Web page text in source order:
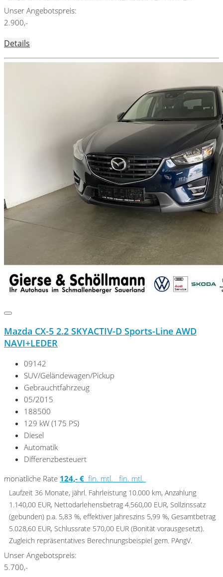
Unser Angebotspreis:
2.900,-
Details
Mazda CX-5 2.2 SKYACTIV-D Sports-Line AWD
NAVI+LEDER
09142
SUV/Geländewagen/Pickup
Gebrauchtfahrzeug
05/2015
188500
129 kW (175 PS)
Diesel
Automatik
Differenzbesteuert
monatliche Rate 124,- € fin. mtl. fin. mtl.
Laufzeit 36 Monate, jährl. Fahrleistung 10.000 km, Anzahlung
1.140,00 EUR, Nettodarlehensbetrag 4.560,00 EUR, Sollzinssatz
(gebunden) p.a. 5,83 %, effektiver Jahreszins 5,99 %, Gesamtbetrag
5.028,60 EUR, Schlussrate 570,00 EUR (Bonität vorausgesetzt).
Zugleich repräsentatives Berechnungsbeispiel gem. PAngV.
Unser Angebotspreis:
5.700,-